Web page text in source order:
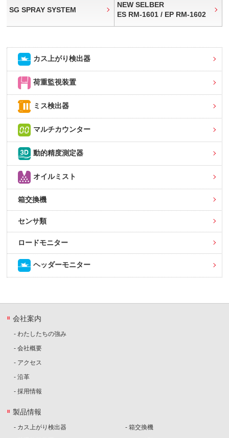
SG SPRAY SYSTEM
NEW SELBER
ES RM-1601 / EP RM-1602
カス上がり検出器
荷重監視装置
ミス検出器
マルチカウンター
動的精度測定器
オイルミスト
箱交換機
センサ類
ロードモニター
ヘッダーモニター
会社案内
- わたしたちの強み
- 会社概要
- アクセス
- 沿革
- 採用情報
製品情報
- カス上がり検出器
- 箱交換機